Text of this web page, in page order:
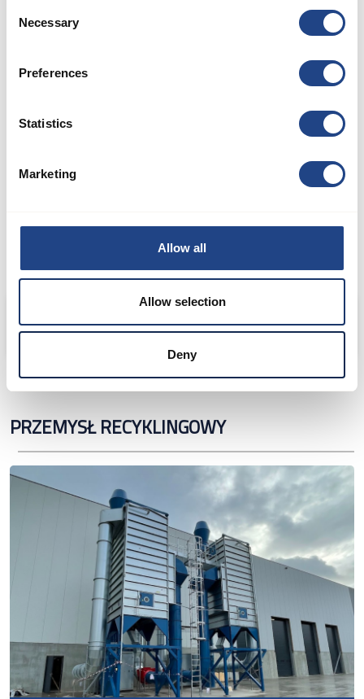
Selection
Necessary
Preferences
Statistics
Marketing
Allow all
Allow selection
Deny
OBRÓBKA METALU
PRZEMYSŁ RECYKLINGOWY